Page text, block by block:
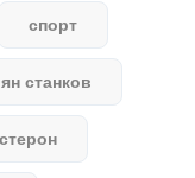
спорт
станков